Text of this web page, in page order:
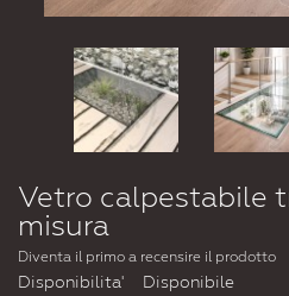
Vetro calpestabile
misura
Diventa il primo a recensire il prodotto
Disponibilita'
Disponibile